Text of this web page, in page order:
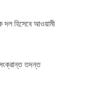
দল হিসেবে আওয়ামী
তদন্ত